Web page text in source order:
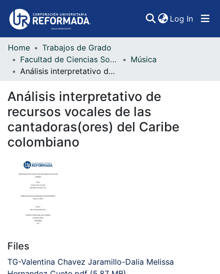
Log In
Communities & Collections
All of DSpace
Statistics
Home
Trabajos de Grado
Facultad de Ciencias Sociales, Artes y Humanidades
Música
Análisis interpretativo de recursos vocales de las cantadoras(ores) del Caribe colombiano
Análisis interpretativo de
recursos vocales de las
cantadoras(ores) del Caribe
colombiano
Files
TG-Valentina Chavez Jaramillo-Dalia Melissa